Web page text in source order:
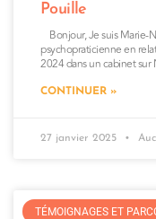
Pouille
Bonjour, Je suis Marie-
psychopraticienne en
2024 dans un cabinet sur
CONTINUER »
27 janvier 2025
TÉMOIGNAGES ET